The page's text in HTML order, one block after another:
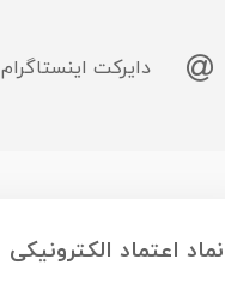
دایرکت اینستاگرام
نماد اعتماد الکترونیکی